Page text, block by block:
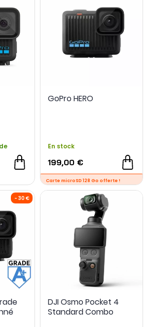
GoPro HERO
En stock
199,00 €
DJI Osmo Pocket 4
Standard Combo